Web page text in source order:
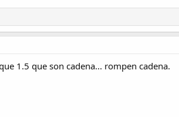
1.5 que son cadena... rompen cadena.